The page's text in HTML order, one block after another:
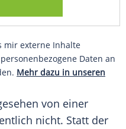
mir externe Inhalte
Daten an
Mehr dazu in unseren
von einer
nicht. Statt der